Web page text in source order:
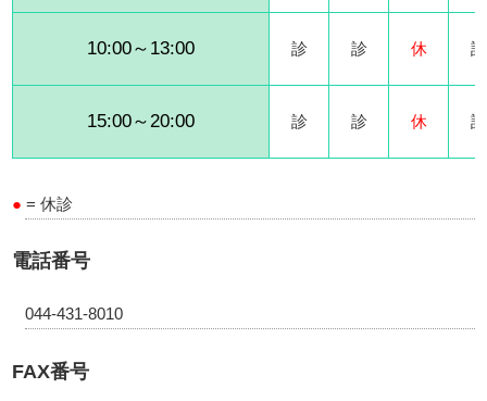
10:00～13:00 診 診 休 診
15:00～20:00 診 診 休 診
●= 休診
電話番号
044-431-8010
FAX番号